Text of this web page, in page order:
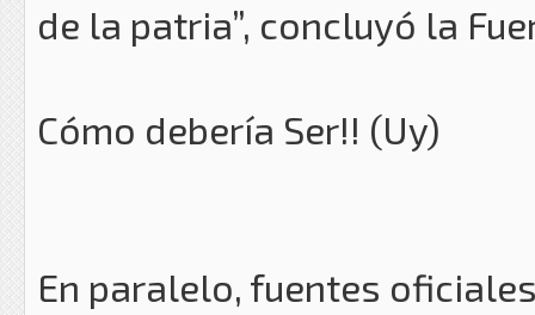
de la patria”, concluyó la
Cómo debería Ser!! (Uy)
En paralelo, fuentes